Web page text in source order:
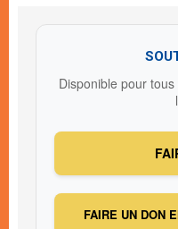
Disponible pour
FAIRE UN DON